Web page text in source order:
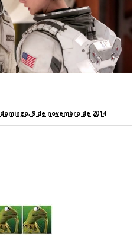
domingo, 9 de novembro de 2014